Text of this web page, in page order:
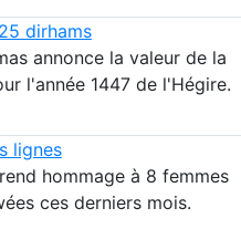
dirhams
annonce la valeur de la
l'année 1447 de l'Hégire.
lignes
hommage à 8 femmes
ces derniers mois.